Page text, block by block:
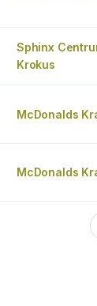
Sphinx
Krokus
McDonalds
McDonalds